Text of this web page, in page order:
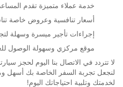
خدمة عملاء متميزة تقدم
أسعار تنافسية وعروض خاصة
إجراءات تأجير ميسرة وسهلة
موقع مركزي وسهولة الوصول
لخدمتك وتلبية احتياجاتك اليوم!